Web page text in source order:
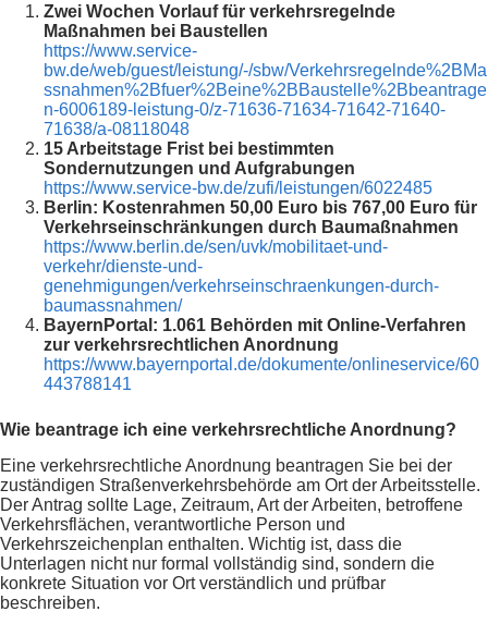
Zwei Wochen Vorlauf für verkehrsregelnde
Maßnahmen bei Baustellen
https://www.service-
bw.de/web/guest/leistung/-/sbw/Verkehrsregelnde%2BMa
ssnahmen%2Bfuer%2Beine%2BBaustelle%2Bbeantrage
n-6006189-leistung-0/z-71636-71634-71642-71640-
71638/a-08118048
15 Arbeitstage Frist bei bestimmten
Sondernutzungen und Aufgrabungen
https://www.service-bw.de/zufi/leistungen/6022485
Berlin: Kostenrahmen 50,00 Euro bis 767,00 Euro für
Verkehrseinschränkungen durch Baumaßnahmen
https://www.berlin.de/sen/uvk/mobilitaet-und-
verkehr/dienste-und-
genehmigungen/verkehrseinschraenkungen-durch-
baumassnahmen/
BayernPortal: 1.061 Behörden mit Online-Verfahren
zur verkehrsrechtlichen Anordnung
https://www.bayernportal.de/dokumente/onlineservice/60
443788141
Wie beantrage ich eine verkehrsrechtliche Anordnung?
Eine verkehrsrechtliche Anordnung beantragen Sie bei der
zuständigen Straßenverkehrsbehörde am Ort der Arbeitsstelle.
Der Antrag sollte Lage, Zeitraum, Art der Arbeiten, betroffene
Verkehrsflächen, verantwortliche Person und
Verkehrszeichenplan enthalten. Wichtig ist, dass die
Unterlagen nicht nur formal vollständig sind, sondern die
konkrete Situation vor Ort verständlich und prüfbar
beschreiben.